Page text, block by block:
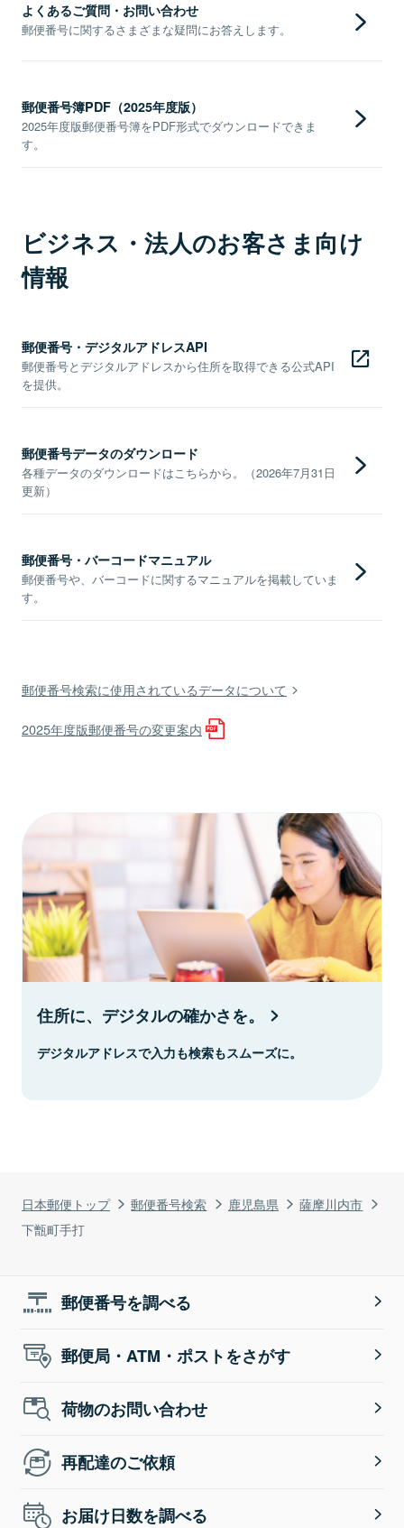
日本郵便トップ 郵便番号検索 鹿児島県
薩摩川内市
下甑町手打
よくあるご質問・お問い合わせ
郵便番号に関するさまざまな疑問にお答えします。
郵便番号簿PDF（2025年度版）
2025年度版郵便番号簿をPDF形式でダウンロードできま
す。
ビジネス・法人のお客さま向け
情報
郵便番号・デジタルアドレスAPI
郵便番号とデジタルアドレスから住所を取得できる公式API
を提供。
郵便番号データのダウンロード
各種データのダウンロードはこちらから。（2026年7月31日
更新）
郵便番号・バーコードマニュアル
郵便番号や、バーコードに関するマニュアルを掲載していま
す。
郵便番号検索に使用されているデータについて
2025年度版郵便番号の変更案内
住所に、デジタルの確かさを。
デジタルアドレスで入力も検索もスムーズに。
郵便番号を調べる
郵便局・ATM・ポストをさがす
荷物のお問い合わせ
再配達のご依頼
お届け日数を調べる